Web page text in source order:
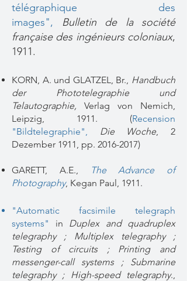
télégraphique des
images", Bulletin de la société
française des ingénieurs coloniaux,
1911.
KORN, A. und GLATZEL, Br., Handbuch
der Phototelegraphie und
Telautographie, Verlag von Nemich,
Leipzig, 1911. (Recension
"Bildtelegraphie", Die Woche, 2
Dezember 1911, pp. 2016-2017)
GARETT, A.E.,
The Advance of
Photography, Kegan Paul, 1911.
"Automatic facsimile telegraph
systems"
in Duplex and quadruplex
telegraphy ; Multiplex telegraphy ;
Testing of circuits ; Printing and
messenger-call systems ; Submarine
telegraphy ; High-speed telegraphy.,